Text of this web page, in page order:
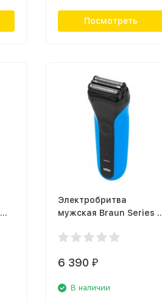
Посмотреть
Электробритва
мужская Braun Series 3
6 390 ₽
В наличии